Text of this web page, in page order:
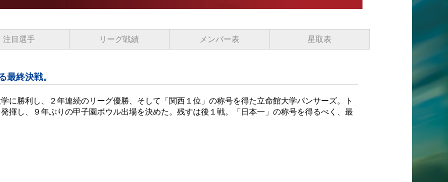
注目選手 リーグ戦績 メンバー表 星取表
終決戦。
に勝利し、２年連続のリーグ優勝、そして「関西１位」の称号を得た立命館大学パンサーズ。ト
揮し、９年ぶりの甲子園ボウル出場を決めた。残すは後１戦。「日本一」の称号を得るべく、最